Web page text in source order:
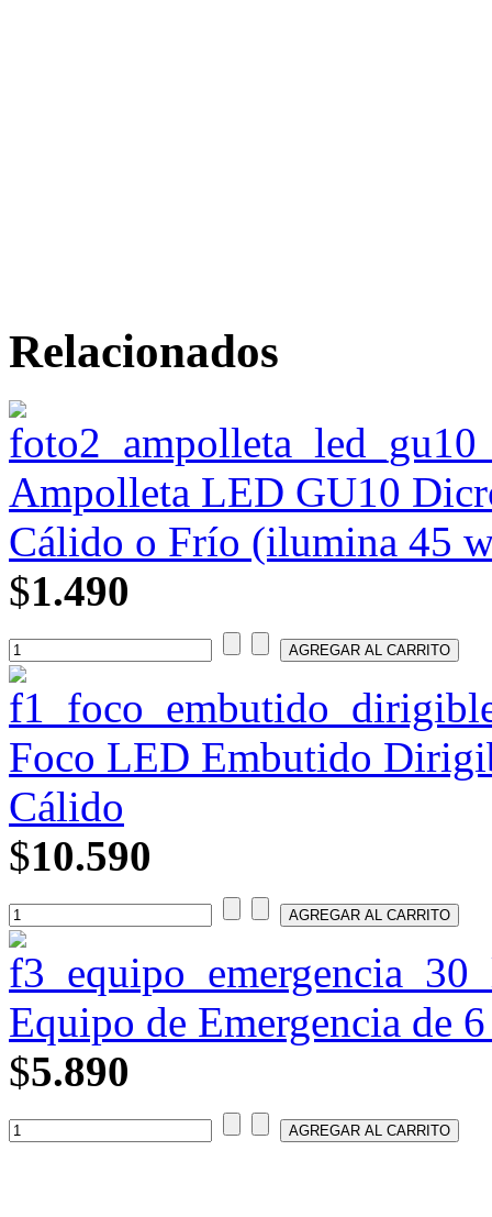
Relacionados
Ampolleta LED GU10
Cálido o Frío (ilumina 45
$1.490
Foco LED Embutido
Cálido
$10.590
Equipo de Emergencia de
$5.890